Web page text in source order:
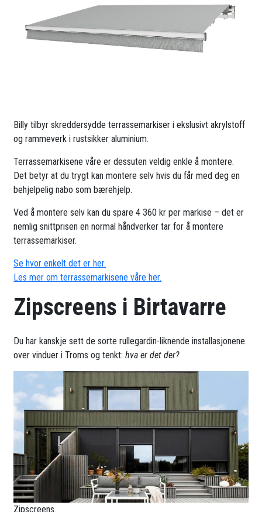
Billy tilbyr skreddersydde terrassemarkiser i ekslusivt akrylstoff
og rammeverk i rustsikker aluminium.
Terrassemarkisene våre er dessuten veldig enkle å montere.
Det betyr at du trygt kan montere selv hvis du får med deg en
behjelpelig nabo som bærehjelp.
Ved å montere selv kan du spare 4 360 kr per markise – det er
nemlig snittprisen en normal håndverker tar for å montere
terrassemarkiser.
Se hvor enkelt det er her.
Les mer om terrassemarkisene våre her.
Zipscreens i Birtavarre
Du har kanskje sett de sorte rullegardin-liknende installasjonene
over vinduer i Troms og tenkt:hva er det der?
Zipscreens.